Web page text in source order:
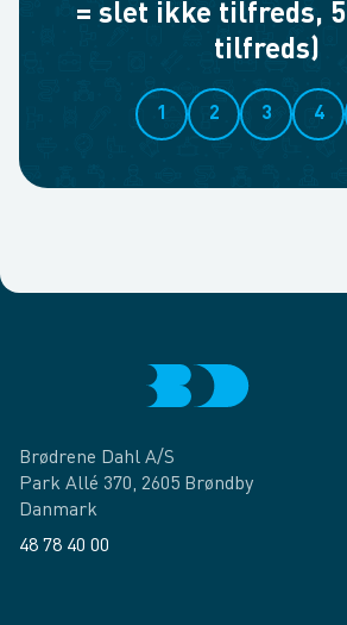
= slet ikke tilfreds,
tilfreds)
1 2 3 4
Brødrene Dahl A/S
Park Allé 370, 2605 Brøndby
Danmark
48 78 40 00